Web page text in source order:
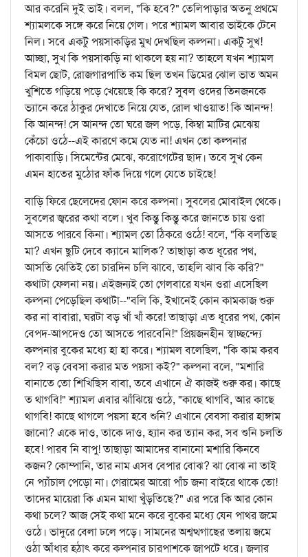
আর করেনি দুই ভাই। বলল, "কি হবে?" তেলিপাড়ার অতনু প্রথমে
শ্যামলকে সঙ্গে করে নিয়ে গেল। পরে শ্যামল আবার ভাইকে টেনে
নিল। সবে একটু পয়সাকড়ির মুখ দেখছিল কল্পনা। একটু সুখ!
আচ্ছা, সুখ কি পয়সাকড়ি না থাকলে হয় না? তাহলে যখন শ্যামল
বিমল ছোট, রোজগারপাতি কম ছিল তখন ডিমের ঝোল ভাত অমন
খুশিতে গড়িয়ে পড়ে খেয়েছে কি করে? সুবল ওদের তিনজনকে
ভ্যানে করে ঠাকুর দেখাতে নিয়ে যেত, রোল খাওয়াত! কি আনন্দ!
কি আনন্দ! সে আনন্দ তো ঘরে জল পড়ে, কিম্বা মাটির মেঝেয়
কেঁচো ওঠে--এই কারণে কমে যেত না! এখন তো কল্পনার
পাকাবাড়ি। সিমেন্টের মেঝে, করোগেটের ছাদ। তবে সুখ কেন
এমন হাতের মুঠোর ফাঁক দিয়ে গলে যেতে চাইছে!
বাড়ি ফিরে ছেলেদের ফোন করে কল্পনা। সুবলের মোবাইল থেকে।
সুবলের জ্বরের কথা বলে। খুব কিন্তু কিন্তু করে জানতে চায় ওরা
আসতে পারবে কিনা। শ্যামল তো ঠিকরে ওঠে! বলে, "কি বলতিছ
মা? এখন ছুটি দেবে ক্যানে মালিক? তাছাড়া কত ধূরের পথ,
আসতি ঝেতিই তো চারদিন চলি ঝাবে, তাহলি ঝাব কি করি?"
কথাটা ফেলনা নয়। এইজন্যই তো গেলবারে যখন ওরা এসেছিল
কল্পনা পেড়েছিল কথাটা--"বলি কি, ইখানেই কোন কামকাজ শুরু
কর না বাবারা, ঘরটা বড় খাঁ খাঁ করে! তাছাড়া এত ধূরের পথ, কোন
বেপদ-আপদেও তো আসতে পারবেনি!" প্রিয়জনহীন স্বাচ্ছন্দ্যে
কল্পনার বুকের মধ্যে হা হা করে। শ্যামল বলেছিল, "কি কাম করব
বল? বড় বেবসা করার মত পয়সা কই?" কল্পনা বলে, "মশারি
বানাতে তো শিখিছিস বাবা, তবে এখানে ঐ কাজই শুরু কর। কাছে
ত থাগবি!" শ্যামল এবার ঝাঁঝিয়ে ওঠে, "কাছে থাগবি, আর কাছে
থাগবি! কাছে থাগলে পয়সা হবে শুনি? এখানে বেবসা করার হাঙ্গাম
জানো? একে দাও, তাকে দাও, হ্যান কর ত্যান কর, সব শুনি চলতি
হবে! পারব নি বাপু! তাছাড়া আমাদের বানানো মশারি কিনবে
কজন? কোম্পানি, তার নাম এসব বেপার বোঝ? ঝা বোঝ না তাই
নে প্যাঁচাল পেড়ো না। গেরামের আরো পাঁচ জনা বাইরে থাকে তো!
তাদের মায়েরা কি এমন মাথা খুঁড়তিছে?" এর পরে কি আর কোন
কথা চলে? আজ সেই কথা মনে করে বুকের মধ্যে যেন পাথর জমে
ওঠে। ভাদুরে বেলা ঢলে পড়ে। সামনের অশ্বত্থগাছের তলায় জমে
ওঠা আঁধার হঠাৎ করে কল্পনার চারপাশকে জাপটে ধরে। জলার